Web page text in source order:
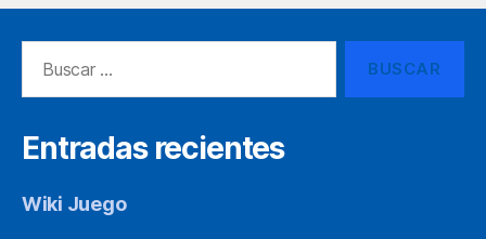
Entradas recientes
Wiki Juego